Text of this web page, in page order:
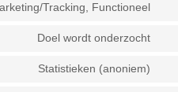
Tracking, Functioneel
Doel wordt onderzocht
Statistieken (anoniem)